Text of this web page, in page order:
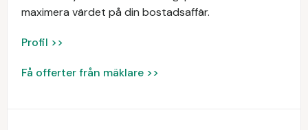
maximera värdet på din bostadsaffär.
Profil >>
Få offerter från mäklare >>